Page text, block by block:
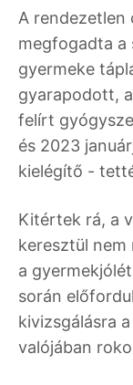
A rendezetlen
megfogadta a
gyermeke
gyarapodott,
felírt
és 2023
kielégítő -
Kitértek rá, a
keresztül
a
során
kivizsgálásra
valójában